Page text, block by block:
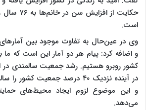
است.
وی در عین‌حال به تفاوت موجود بین
و اضافه کرد: پیام هر دو آمار این است که
کشور روبرو هستیم. رشد جمعیت سالمندی در
در آینده نزدیک ۴۰ درصد جمعیت
و این موضوع لزوم ایجاد محیط‌های
می‌دهد.